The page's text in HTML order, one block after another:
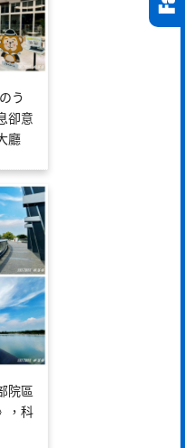
う
卻意
廳
院區
，科